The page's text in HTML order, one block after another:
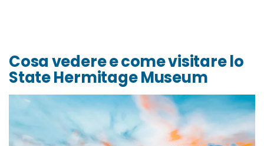
Cosa vedere e come visitare lo
State Hermitage Museum